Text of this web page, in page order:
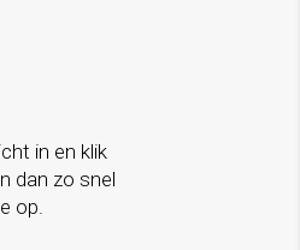
in en klik
dan zo snel
op.